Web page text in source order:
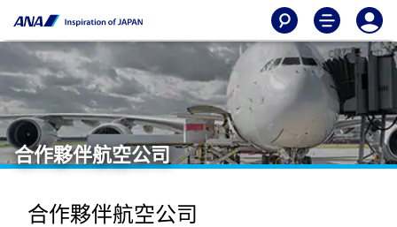
合作夥伴航空公司
合作夥伴航空公司